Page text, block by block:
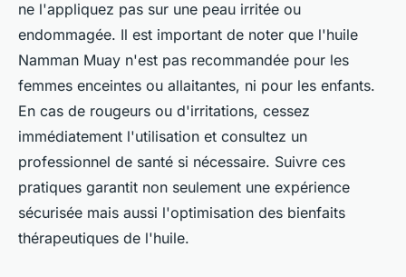
ne l'appliquez pas sur une peau irritée ou
endommagée. Il est important de noter que l'huile
Namman Muay n'est pas recommandée pour les
femmes enceintes ou allaitantes, ni pour les enfants.
En cas de rougeurs ou d'irritations, cessez
immédiatement l'utilisation et consultez un
professionnel de santé si nécessaire. Suivre ces
pratiques garantit non seulement une expérience
sécurisée mais aussi l'optimisation des bienfaits
thérapeutiques de l'huile.